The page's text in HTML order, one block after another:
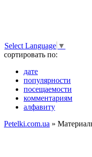
Select Language ▼
сортировать по:
дате
популярности
посещаемости
комментариям
алфавиту
Petelki.com.ua »